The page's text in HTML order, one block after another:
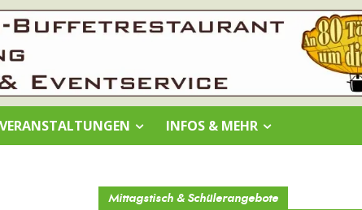
VERANSTALTUNGEN INFOS & MEHR
Mittagstisch & Schülerangebote